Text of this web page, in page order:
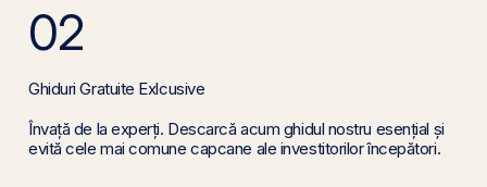
02
Ghiduri Gratuite Exlcusive
Învață de la experți. Descarcă acum ghidul nostru esențial și
evită cele mai comune capcane ale investitorilor începători.